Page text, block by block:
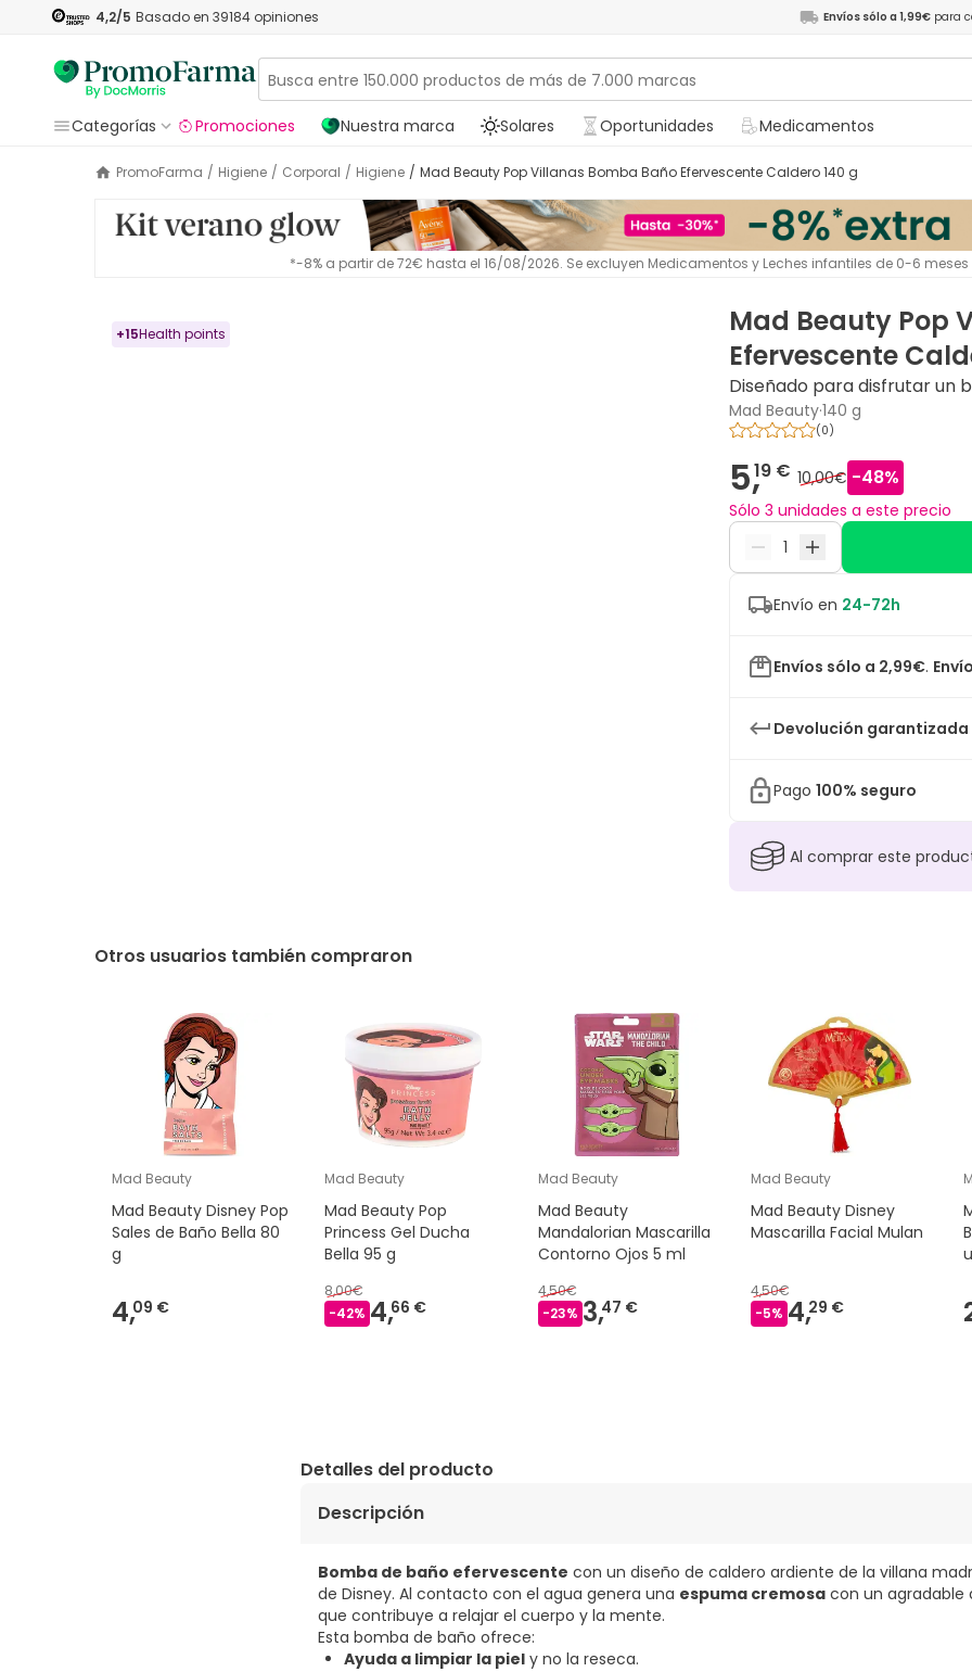
4,2/5 Basado en 39184 opiniones Envíos sólo a 1,99€ para
Categorías
Promociones Nuestra marca Solares Oportunidades Medicamentos
PromoFarma / Higiene / Corporal / Higiene / Mad Beauty Pop Villanas Bomba Baño Efervescente Caldero 140 g
*-8% a partir de 72€ hasta el 16/08/2026. Se excluyen Medicamentos y Leches infantiles de 0-6
+15Health points
Mad Beauty Pop
Efervescente
Diseñado para disfrutar un
Mad Beauty·140 g
(0)
5,19 € 10,00€ -48%
Sólo 3 unidades a este precio
Envío en 24-72h
Envíos sólo a 2,99€.
Devolución garantizada
Pago 100% seguro
Al comprar este
Otros usuarios también compraron
Mad Beauty
Mad Beauty Disney Pop
Sales de Baño Bella 80
g
4,09 €
Mad Beauty
Mad Beauty Pop
Princess Gel Ducha
Bella 95 g
8,00€
-42% 4,66 €
Mad Beauty
Mad Beauty
Mandalorian Mascarilla
Contorno Ojos 5 ml
4,50€
-23% 3,47 €
Mad Beauty
Mad Beauty Disney
Mascarilla Facial Mulan
4,50€
-5% 4,29 €
Detalles del producto
Descripción
Bomba de baño efervescente con un diseño de caldero ardiente de la villana
de Disney. Al contacto con el agua genera una espuma cremosa con un agradable
que contribuye a relajar el cuerpo y la mente.
Esta bomba de baño ofrece:
Ayuda a limpiar la piel y no la reseca.